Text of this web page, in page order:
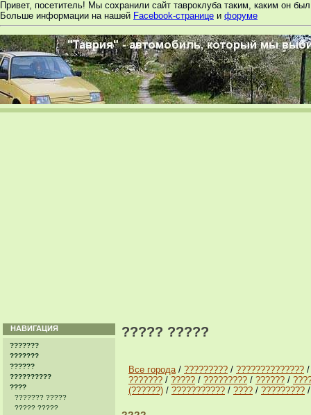
Привет, посетитель! Мы сохранили сайт тавроклуба таким, каким он
Больше информации на нашей Facebook-странице и форуме
НАВИГАЦИЯ
???????
???????
??????
??????????
????
??????? ?????
????? ?????
????? ?????
Все города/ ????????? / ??????????????
??????? / ????? / ????????? / ?????? /
(??????) / ??????????? / ???? / ?????????